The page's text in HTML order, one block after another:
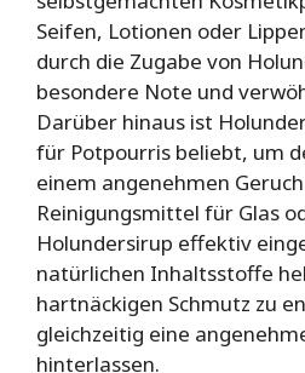
Seifen, Lotionen oder
durch die Zugabe von
besondere Note und
Darüber hinaus ist
für Potpourris beliebt, um
einem angenehmen
Reinigungsmittel für Glas
Holundersirup effektiv
natürlichen Inhaltsstoffe
hartnäckigen Schmutz zu
gleichzeitig eine
hinterlassen.